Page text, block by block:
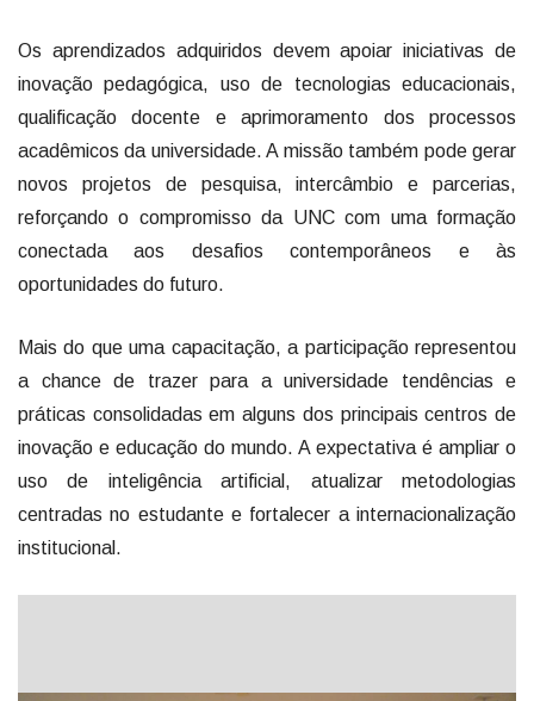
Os aprendizados adquiridos devem apoiar iniciativas de
inovação pedagógica, uso de tecnologias educacionais,
qualificação docente e aprimoramento dos processos
acadêmicos da universidade. A missão também pode gerar
novos projetos de pesquisa, intercâmbio e parcerias,
reforçando o compromisso da UNC com uma formação
conectada aos desafios contemporâneos e às
oportunidades do futuro.
Mais do que uma capacitação, a participação representou
a chance de trazer para a universidade tendências e
práticas consolidadas em alguns dos principais centros de
inovação e educação do mundo. A expectativa é ampliar o
uso de inteligência artificial, atualizar metodologias
centradas no estudante e fortalecer a internacionalização
institucional.